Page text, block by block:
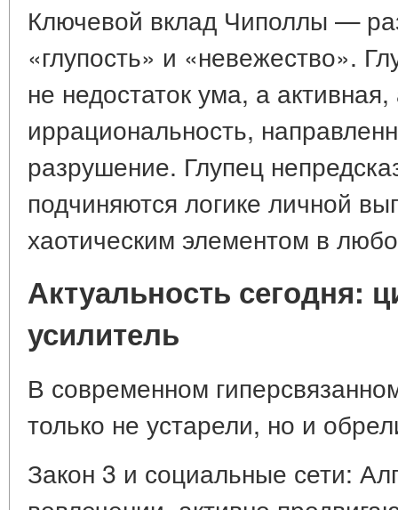
Ключевой вклад Чиполлы —
«глупость» и «невежество».
не недостаток ума, а
иррациональность,
разрушение. Глупец
подчиняются логике личной
хаотическим элементом в
Актуальность сегодня:
усилитель
В современном
только не устарели, но и
Закон 3 и социальные сети: